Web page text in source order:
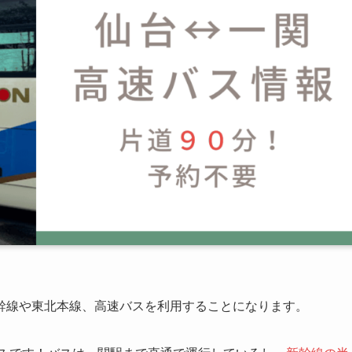
や東北本線、高速バスを利用することになります。